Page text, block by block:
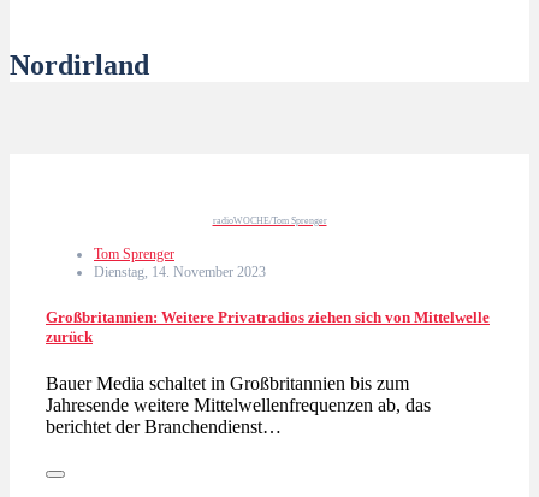
Nordirland
radioWOCHE/Tom Sprenger
Tom Sprenger
Dienstag, 14. November 2023
Großbritannien: Weitere Privatradios ziehen sich von Mittelwelle
zurück
Bauer Media schaltet in Großbritannien bis zum
Jahresende weitere Mittelwellenfrequenzen ab, das
berichtet der Branchendienst…